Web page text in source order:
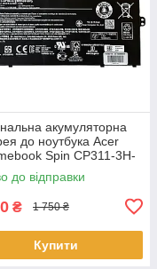
акумуляторна
до ноутбука Acer
Spin CP311-3H-
2H-C679 CP513-
1H - AP16L8J
до відправки
₴ 1 750 ₴
Купити